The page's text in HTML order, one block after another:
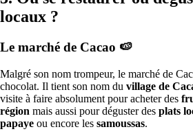
locaux ?
Le marché de Cacao 🍉
Malgré son nom trompeur, le marché de
chocolat. Il tient son nom du village de
visite à faire absolument pour acheter des
région mais aussi pour déguster des plats
papaye ou encore les samoussas.